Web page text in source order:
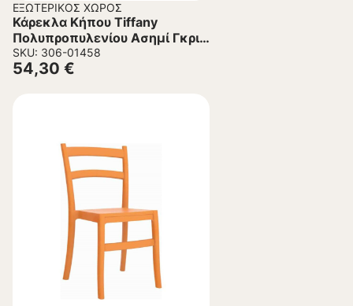
ΕΞΩΤΕΡΙΚΌΣ ΧΏΡΟΣ
Κάρεκλα Κήπου Tiffany
Πολυπροπυλενίου Ασημί Γκρι
45x51x85 εκ.
SKU: 306-01458
54,30 €